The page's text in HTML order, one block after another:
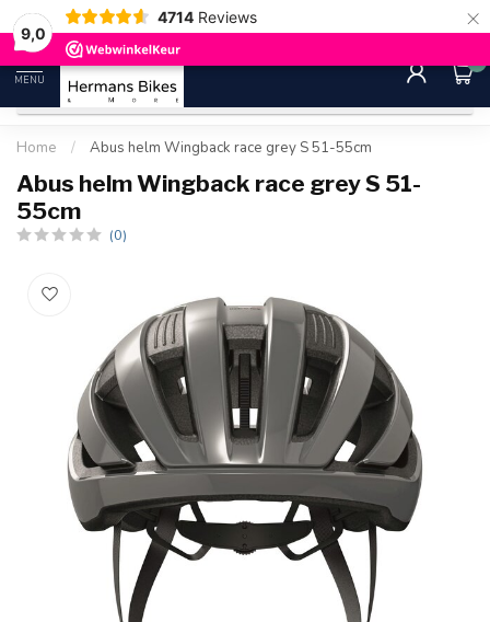
9,0
4714 Reviews ×
30 dagen bedenktijd Gratis
MENU
0
Home / Abus helm Wingback race grey S 51-55cm
Abus helm Wingback race grey S 51-
55cm
(0)